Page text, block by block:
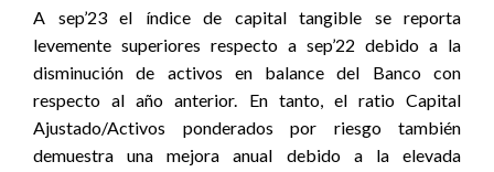
A sep’23 el índice de capital tangible se reporta
levemente superiores respecto a sep’22 debido a la
disminución de activos en balance del Banco con
respecto al año anterior. En tanto, el ratio Capital
Ajustado/Activos ponderados por riesgo también
demuestra una mejora anual debido a la elevada